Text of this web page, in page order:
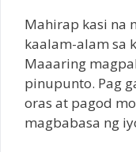
Mahirap kasi na
kaalam-alam sa
Maaaring
pinupunto. Pag
oras at pagod
magbabasa ng